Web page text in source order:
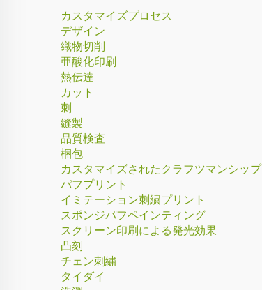
カスタマイズプロセス
デザイン
織物切削
亜酸化印刷
熱伝達
カット
刺
縫製
品質検査
梱包
カスタマイズされたクラフツマンシップ
パフプリント
イミテーション刺繍プリント
スポンジパフペインティング
スクリーン印刷による発光効果
凸刻
チェン刺繍
タイダイ